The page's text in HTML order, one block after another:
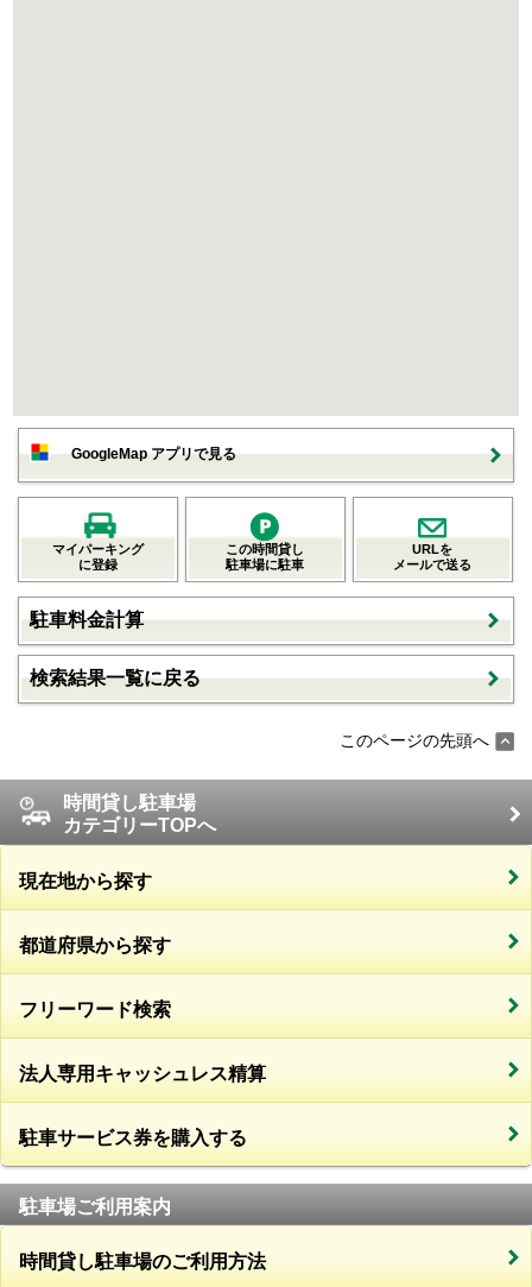
GoogleMap アプリで見る
マイパーキング
に登録
この時間貸し
駐車場に駐車
URLを
メールで送る
駐車料金計算
検索結果一覧に戻る
このページの先頭へ
時間貸し駐車場
カテゴリーTOPへ
現在地から探す
都道府県から探す
フリーワード検索
法人専用キャッシュレス精算
駐車サービス券を購入する
駐車場ご利用案内
時間貸し駐車場のご利用方法